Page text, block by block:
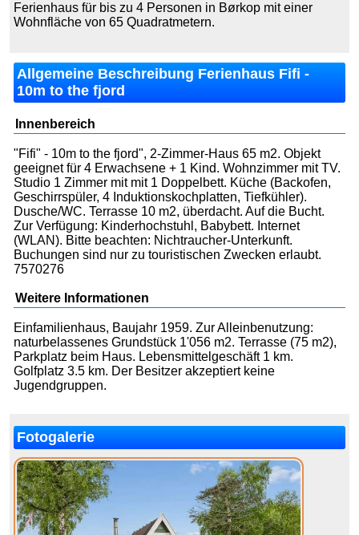
Ferienhaus für bis zu 4 Personen in Børkop mit einer
Wohnfläche von 65 Quadratmetern.
Allgemeine Beschreibung Ferienhaus Fifi -
10m to the fjord
Innenbereich
"Fifi" - 10m to the fjord", 2-Zimmer-Haus 65 m2. Objekt
geeignet für 4 Erwachsene + 1 Kind. Wohnzimmer mit TV.
Studio 1 Zimmer mit mit 1 Doppelbett. Küche (Backofen,
Geschirrspüler, 4 Induktionskochplatten, Tiefkühler).
Dusche/WC. Terrasse 10 m2, überdacht. Auf die Bucht.
Zur Verfügung: Kinderhochstuhl, Babybett. Internet
(WLAN). Bitte beachten: Nichtraucher-Unterkunft.
Buchungen sind nur zu touristischen Zwecken erlaubt.
7570276
Weitere Informationen
Einfamilienhaus, Baujahr 1959. Zur Alleinbenutzung:
naturbelassenes Grundstück 1'056 m2. Terrasse (75 m2),
Parkplatz beim Haus. Lebensmittelgeschäft 1 km.
Golfplatz 3.5 km. Der Besitzer akzeptiert keine
Jugendgruppen.
Fotogalerie